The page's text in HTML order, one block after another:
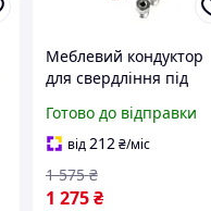
Меблевий кондуктор
для свердління під
10 мм рухомий,
пристрій для
Готово до відправки
від 212 ₴/міс
1 275 ₴
1 575 ₴